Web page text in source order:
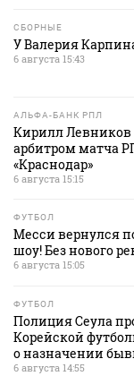
СБОРНЫЕ
У Валерия
6 августа 15:43
АЛЬФА-БАНК РПЛ
Кирилл
арбитром матча
«Краснодар»
6 августа 15:15
ФУТБОЛ
Месси вернулся
шоу! Без нового
6 августа 15:05
ФУТБОЛ
Полиция Сеула
Корейской
о назначении
6 августа 14:55